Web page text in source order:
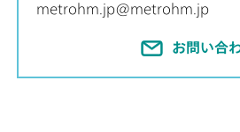
metrohm.jp@metrohm.jp
お問い合